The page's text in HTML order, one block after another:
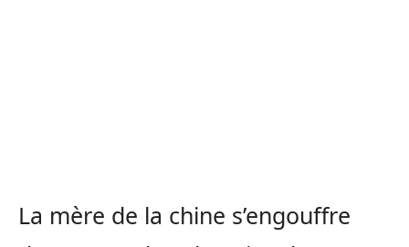
La mère de la chine s’engouffre